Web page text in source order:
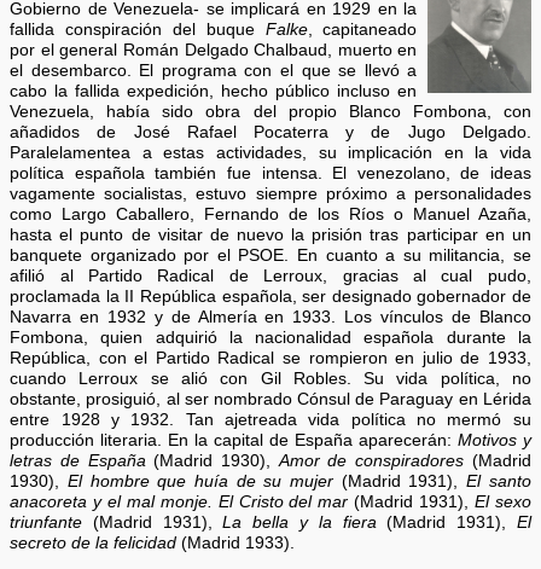
Gobierno de Venezuela- se implicará en 1929 en la
fallida conspiración del buque Falke, capitaneado
por el general Román Delgado Chalbaud, muerto en
el desembarco. El programa con el que se llevó a
cabo la fallida expedición, hecho público incluso en
Venezuela, había sido obra del propio Blanco Fombona, con
añadidos de José Rafael Pocaterra y de Jugo Delgado.
Paralelamentea a estas actividades, su implicación en la vida
política española también fue intensa. El venezolano, de ideas
vagamente socialistas, estuvo siempre próximo a personalidades
como Largo Caballero, Fernando de los Ríos o Manuel Azaña,
hasta el punto de visitar de nuevo la prisión tras participar en un
banquete organizado por el PSOE. En cuanto a su militancia, se
afilió al Partido Radical de Lerroux, gracias al cual pudo,
proclamada la II República española, ser designado gobernador de
Navarra en 1932 y de Almería en 1933. Los vínculos de Blanco
Fombona, quien adquirió la nacionalidad española durante la
República, con el Partido Radical se rompieron en julio de 1933,
cuando Lerroux se alió con Gil Robles. Su vida política, no
obstante, prosiguió, al ser nombrado Cónsul de Paraguay en Lérida
entre 1928 y 1932. Tan ajetreada vida política no mermó su
producción literaria. En la capital de España aparecerán: Motivos y
letras de España (Madrid 1930), Amor de conspiradores (Madrid
1930), El hombre que huía de su mujer (Madrid 1931),El santo
anacoreta y el mal monje. El Cristo del mar (Madrid 1931), El sexo
triunfante (Madrid 1931),La bella y la fiera (Madrid 1931), El
secreto de la felicidad (Madrid 1933).